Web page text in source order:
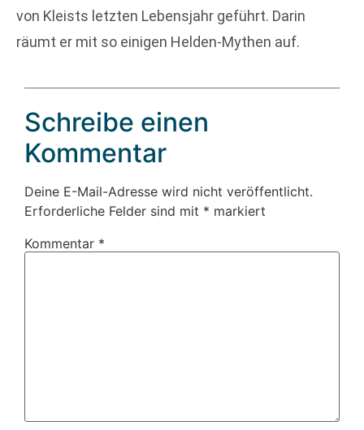
von Kleists letzten Lebensjahr geführt. Darin
räumt er mit so einigen Helden-Mythen auf.
Schreibe einen
Kommentar
Deine E-Mail-Adresse wird nicht veröffentlicht.
Erforderliche Felder sind mit * markiert
Kommentar *